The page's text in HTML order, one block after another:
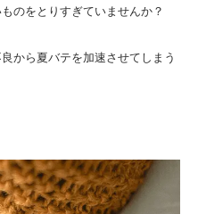
のをとりすぎていませんか？
から夏バテを加速させてしまう